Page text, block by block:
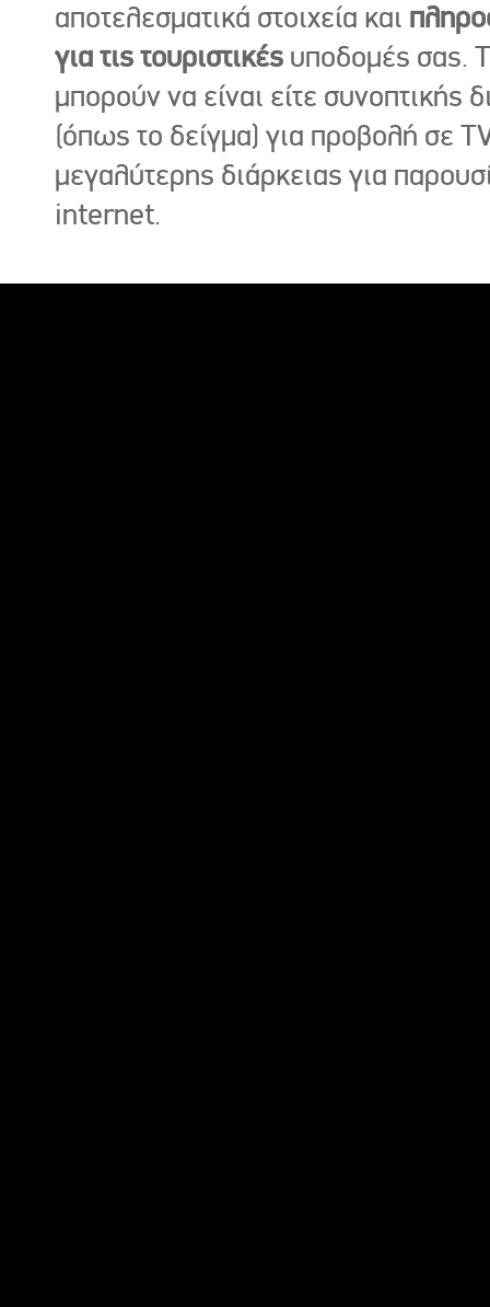
αποτελεσματικά στοιχεία και
για τις τουριστικές υποδομές σας.
μπορούν να είναι είτε συνοπτικής
(όπως το δείγμα) για προβολή σε
μεγαλύτερης διάρκειας για
internet.